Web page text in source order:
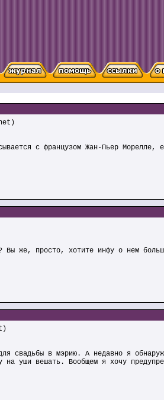
с французом Жан-Пьер
Вы же, просто, хотите инфу о нем
свадьбы в мэрию. А недавно я
на уши вешать. Вообщем я хочу